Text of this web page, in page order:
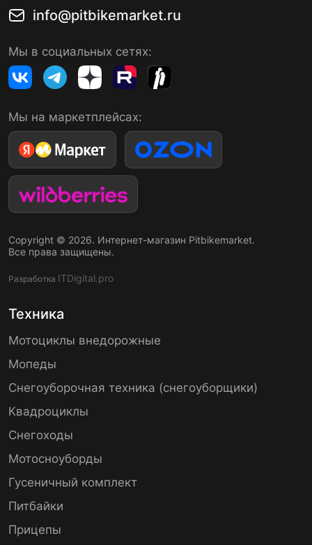
info@pitbikemarket.ru
Мы в социальных сетях:
Мы на маркетплейсах:
Copyright © 2026. Интернет-магазин Pitbikemarket.
Все права защищены.
Разработка ITDigital.pro
Техника
Мотоциклы внедорожные
Мопеды
Снегоуборочная техника (снегоуборщики)
Квадроциклы
Снегоходы
Мотосноуборды
Гусеничный комплект
Питбайки
Прицепы